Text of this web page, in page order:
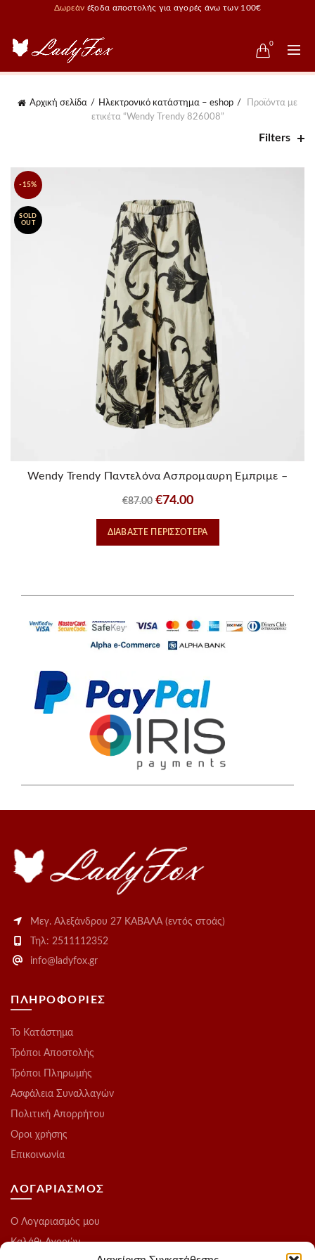
Δωρεάν έξοδα αποστολής για αγορές άνω των 100€
0
Αρχική σελίδα Ηλεκτρονικό κατάστημα – eshop
Προϊόντα με
ετικέτα “Wendy Trendy 826008”
Filters
-15%
SOLD
OUT
Wendy Trendy Παντελόνα Ασπρομαυρη Εμπριμε –
€87.00 Original
price
was:
€74.00Η
τρέχουσα
τιμή
ΔΙΑΒΆΣΤΕ ΠΕΡΙΣΣΌΤΕΡΑ
Μεγ. Αλεξάνδρου 27 ΚΑΒΑΛΑ (εντός στοάς)
Τηλ: 2511112352
info@ladyfox.gr
ΠΛΗΡΟΦΟΡΙΕΣ
Το Kατάστημα
Τρόποι Αποστολής
Τρόποι Πληρωμής
Ασφάλεια Συναλλαγών
Πολιτική Απορρήτου
Οροι χρήσης
Επικοινωνία
ΛΟΓΑΡΙΑΣΜΟΣ
O Λογαριασμός μου
Καλάθι Αγορών